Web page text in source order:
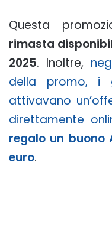
Questa
rimasta
2025. Inoltre,
della promo, i
attivavano
direttamente
regalo un buono
euro.